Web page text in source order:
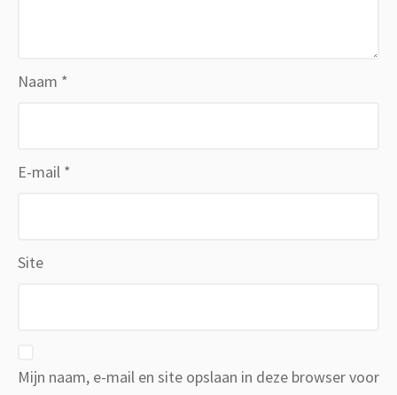
Naam *
E-mail *
Site
Mijn naam, e-mail en site opslaan in deze browser voor